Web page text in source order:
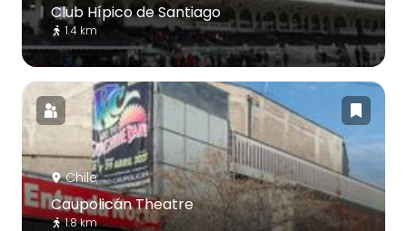
Club Hípico de Santiago
1.4 km
Chile
Caupolicán Theatre
1.8 km